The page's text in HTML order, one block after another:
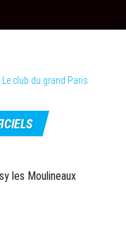
–
–
les Moulineaux